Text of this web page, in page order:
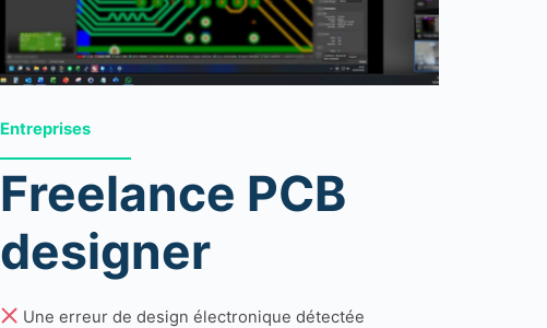
Entreprises
Freelance PCB
designer
Une erreur de design électronique détectée